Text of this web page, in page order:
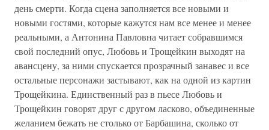
день смерти. Когда сцена заполняется все новыми и
новыми гостями, которые кажутся нам все менее и менее
реальными, а Антонина Павловна читает собравшимся
свой последний опус, Любовь и Трощейкин выходят на
авансцену, за ними спускается прозрачный занавес и все
остальные персонажи застывают, как на одной из картин
Трощейкина. Единственный раз в пьесе Любовь и
Трощейкин говорят друг с другом ласково, объединенные
желанием бежать не столько от Барбашина, сколько от